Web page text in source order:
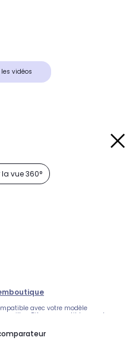
vidéos
la vue 360°
avec votre modèle
.Pièce compatible avec les